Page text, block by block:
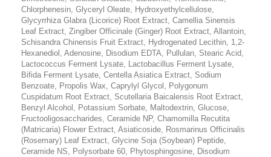
Chlorphenesin, Glyceryl Oleate, Hydroxyethylcellulose,
Glycyrrhiza Glabra (Licorice) Root Extract, Camellia Sinensis
Leaf Extract, Zingiber Officinale (Ginger) Root Extract, Allantoin,
Schisandra Chinensis Fruit Extract, Hydrogenated Lecithin, 1,2-
Hexanediol, Adenosine, Disodium EDTA, Pullulan, Stearic Acid,
Lactococcus Ferment Lysate, Lactobacillus Ferment Lysate,
Bifida Ferment Lysate, Centella Asiatica Extract, Sodium
Benzoate, Propolis Wax, Caprylyl Glycol, Polygonum
Cuspidatum Root Extract, Scutellaria Baicalensis Root Extract,
Benzyl Alcohol, Potassium Sorbate, Maltodextrin, Glucose,
Fructooligosaccharides, Ceramide NP, Chamomilla Recutita
(Matricaria) Flower Extract, Asiaticoside, Rosmarinus Officinalis
(Rosemary) Leaf Extract, Glycine Soja (Soybean) Peptide,
Ceramide NS, Polysorbate 60, Phytosphingosine, Disodium